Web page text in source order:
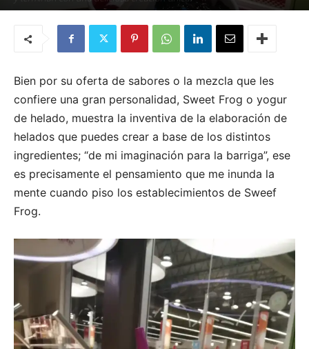
Bien por su oferta de sabores o la mezcla que les
confiere una gran personalidad, Sweet Frog o yogur
de helado, muestra la inventiva de la elaboración de
helados que puedes crear a base de los distintos
ingredientes; “de mi imaginación para la barriga”, ese
es precisamente el pensamiento que me inunda la
mente cuando piso los establecimientos de Sweef
Frog.